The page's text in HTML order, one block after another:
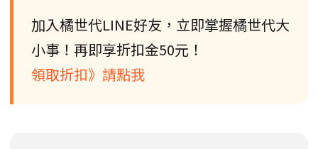
加入橘世代LINE好友，立即掌握橘世代大
小事！再即享折扣金50元！
領取折扣》請點我